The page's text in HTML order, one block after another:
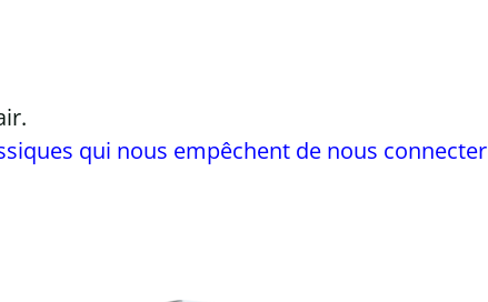
qui nous empêchent de nous connecter